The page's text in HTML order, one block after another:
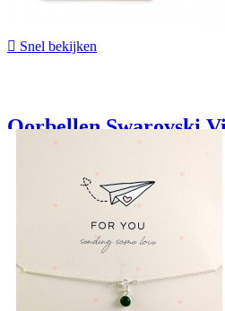
 Snel bekijken
Oorbellen Swarovski